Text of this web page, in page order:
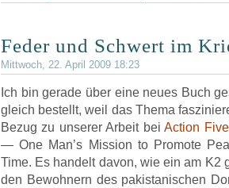
Feder und Schwert im
Mittwoch, 22. April 2009 18:23
Ich bin gerade über eine neues Buch
gleich bestellt, weil das Thema
Bezug zu unserer Arbeit beiAction Five
— One Man’s Mission to Promote
Time. Es handelt davon, wie ein am K2
den Bewohnern des pakistanischen